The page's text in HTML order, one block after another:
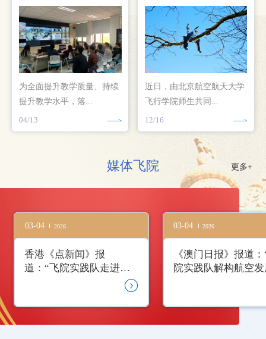
作
为全面提升教学质量、持续
提升教学水平，落...
04/13
键技术突破 两届学生
接力创新结出硕果
近日，由北京航空航天大学
飞行学院师生共同...
12/16
媒体飞院 更多+
03-04 2026
香港《点新闻》报
道：“飞院实践队走进大
03-04 2026
《澳门日报》报道
院实践队解构航空发